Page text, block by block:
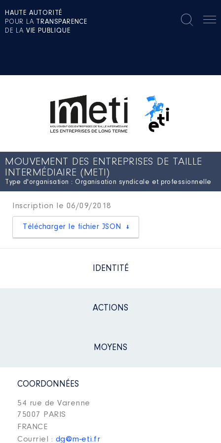
HAUTE AUTORITÉ
POUR LA TRANSPARENCE
DE LA VIE PUBLIQUE
MOUVEMENT DES ENTREPRISES DE TAILLE
INTERMÉDIAIRE (METI)
Type d'organisation : Organisation syndicale et professionnelle
Inscription le 06/09/2018
Télécharger le fichier JSON
IDENTITÉ
ACTIONS
MOYENS
COORDONNÉES
54 rue de Varenne
75007 PARIS
FRANCE
Courriel : dg@m-eti.fr